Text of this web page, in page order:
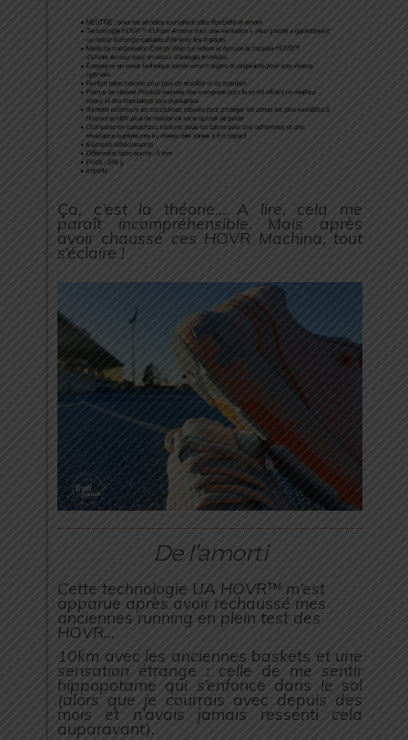
Ça, c’est la théorie… A lire, cela me
paraît incompréhensible. Mais après
avoir chaussé ces HOVR Machina, tout
s’éclaire !
De l’amorti
Cette technologie UA HOVR™ m’est
apparue après avoir rechaussé mes
anciennes running en plein test des
HOVR…
10km avec les anciennes baskets et une
sensation étrange : celle de me sentir
hippopotame qui s’enfonce dans le sol
(alors que je courrais avec depuis des
mois et n’avais jamais ressenti cela
auparavant).